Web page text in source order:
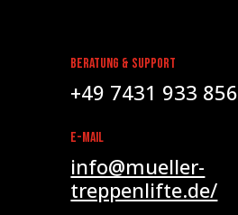
Beratung & Support
+49 7431 933 856
E-Mail
info@mueller-
treppenlifte.de/